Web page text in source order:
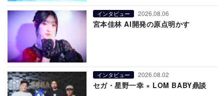
インタビュー 2026.08.06
宮本佳林 AI開発の原点明かす
インタビュー 2026.08.02
セガ・星野一幸 × LOM BABY鼎談